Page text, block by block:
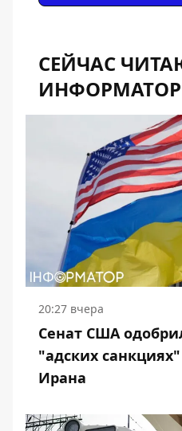
СЕЙЧАС
20:27 вчера
Сенат США
"адских
Ирана